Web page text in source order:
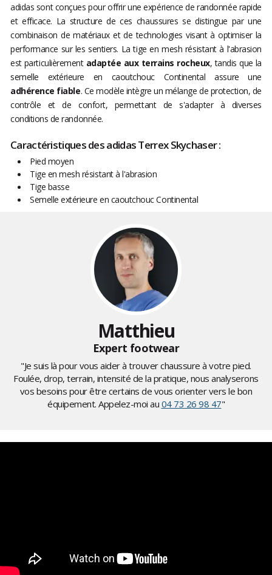
adidas sont conçues pour offrir une expérience de randonnée rapide
et efficace. La structure de ces chaussures se distingue par une
combinaison de matériaux et de technologies visant à optimiser la
performance sur les sentiers. La tige en mesh résistant à l'abrasion
est particulièrement adaptée aux terrains rocheux, tandis que la
semelle extérieure en caoutchouc Continental assure une
adhérence fiable. Ce modèle intègre un mélange de protection, de
contrôle et de confort, permettant de s'adapter à diverses
conditions de randonnée.
Caractéristiques des adidas Terrex Skychaser :
Pied moyen
Tige en mesh résistant à l'abrasion
Tige basse
Semelle extérieure en caoutchouc Continental
Matthieu
Expert footwear
"Je suis là pour vous aider à trouver chaussure à votre pied.
Foulée, drop, terrain, intensité de la pratique, nous analyserons
vos besoins pour être certains de vous orienter vers le bon
équipement. Appelez-moi au 04 73 26 98 47"